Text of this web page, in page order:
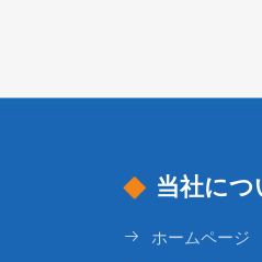
当社につ
ホームページ